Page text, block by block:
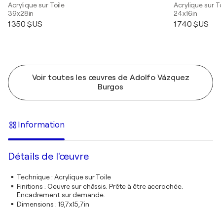
Acrylique sur Toile
39x28in
1 350 $US
Acrylique sur
24x16in
1 740 $US
Voir toutes les œuvres de Adolfo Vázquez
Burgos
Information
Détails de l'œuvre
Technique: Acrylique sur Toile
Finitions : Oeuvre sur châssis. Prête à être accrochée.
Encadrement sur demande.
Dimensions : 19,7x15,7in